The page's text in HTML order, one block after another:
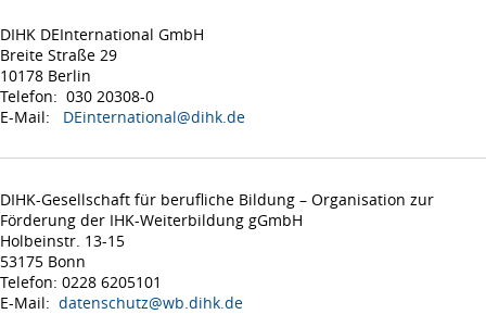
DIHK DEInternational GmbH
Breite Straße 29
10178 Berlin
Telefon: 030 20308-0
E-Mail: DEinternational@dihk.de
DIHK-Gesellschaft für berufliche Bildung – Organisation zur
Förderung der IHK-Weiterbildung gGmbH
Holbeinstr. 13-15
53175 Bonn
Telefon: 0228 6205101
E-Mail: datenschutz@wb.dihk.de